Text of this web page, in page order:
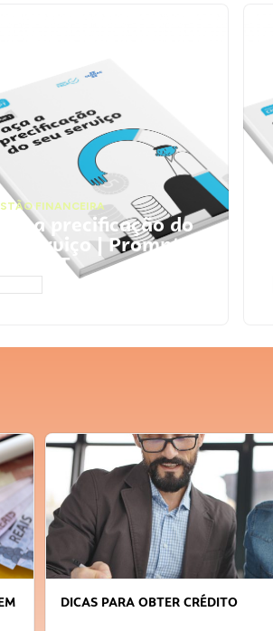
FINANCEIRA
a precificação do
serviço | Prompts
DICAS PARA OBTER CRÉDITO